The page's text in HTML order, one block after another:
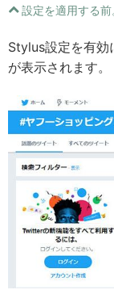
設定を適用する
Stylus設定を有効
が表示されます。